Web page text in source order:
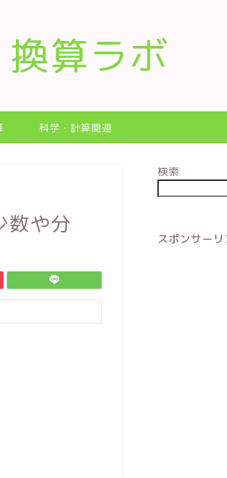
算ラボ
科学・計算関連
数や分
検索
スポンサーリ